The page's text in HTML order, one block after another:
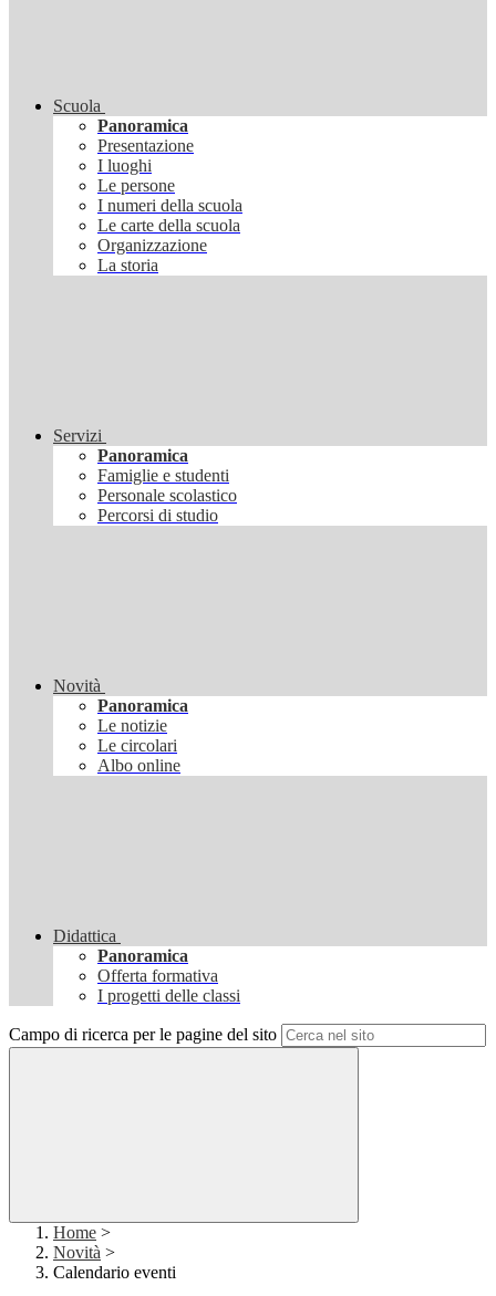
Scuola
Panoramica
Presentazione
I luoghi
Le persone
I numeri della scuola
Le carte della scuola
Organizzazione
La storia
Servizi
Panoramica
Famiglie e studenti
Personale scolastico
Percorsi di studio
Novità
Panoramica
Le notizie
Le circolari
Albo online
Didattica
Panoramica
Offerta formativa
I progetti delle classi
Campo di ricerca per le pagine del sito
Home >
Novità >
Calendario eventi